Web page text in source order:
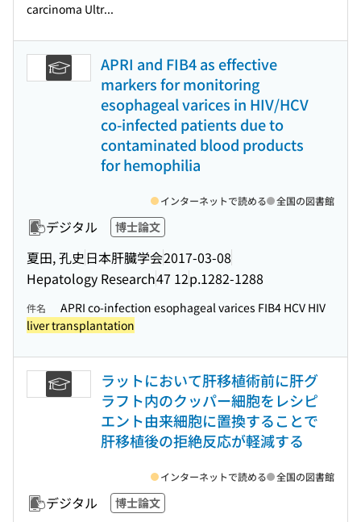
carcinoma Ultr...
APRI and FIB4 as effective
markers for monitoring
esophageal varices in HIV/HCV
co-infected patients due to
contaminated blood products
for hemophilia
デジタル 博士論文
夏田, 孔史日本肝臓学会2017-03-08
Hepatology Research47 12p.1282-1288
インターネットで読める 全国の図書館
件名
APRI co-infection esophageal varices FIB4 HCV HIV
liver transplantation
ラットにおいて肝移植術前に肝グ
ラフト内のクッパー細胞をレシピ
エント由来細胞に置換することで
肝移植後の拒絶反応が軽減する
デジタル 博士論文
インターネットで読める 全国の図書館